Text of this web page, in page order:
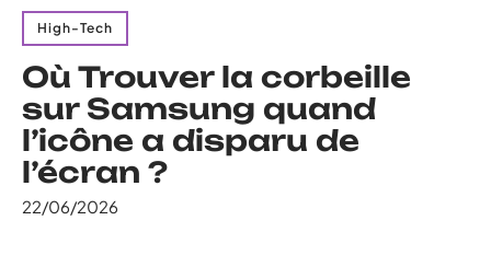
High-Tech
Où Trouver la corbeille
sur Samsung quand
l’icône a disparu de
l’écran ?
22/06/2026